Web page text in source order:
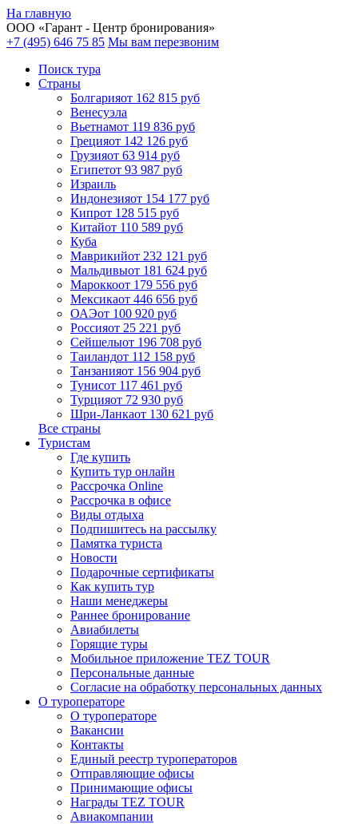
На главную
ООО «Гарант - Центр бронирования»
+7 (495) 646 75 85 Мы вам перезвоним
Поиск тура
Cтраны
Болгарияот 162 815 руб
Венесуэла
Вьетнамот 119 836 руб
Грецияот 142 126 руб
Грузияот 63 914 руб
Египетот 93 987 руб
Израиль
Индонезияот 154 177 руб
Кипрот 128 515 руб
Китайот 110 589 руб
Куба
Маврикийот 232 121 руб
Мальдивыот 181 624 руб
Мароккоот 179 556 руб
Мексикаот 446 656 руб
ОАЭот 100 920 руб
Россияот 25 221 руб
Сейшелыот 196 708 руб
Таиландот 112 158 руб
Танзанияот 156 904 руб
Тунисот 117 461 руб
Турцияот 72 930 руб
Шри-Ланкаот 130 621 руб
Все страны
Туристам
Где купить
Купить тур онлайн
Рассрочка Online
Рассрочка в офисе
Виды отдыха
Подпишитесь на рассылку
Памятка туриста
Новости
Подарочные сертификаты
Как купить тур
Наши менеджеры
Раннее бронирование
Авиабилеты
Горящие туры
Мобильное приложение TEZ TOUR
Персональные данные
Согласие на обработку персональных данных
О туроператоре
О туроператоре
Вакансии
Контакты
Единый реестр туроператоров
Отправляющие офисы
Принимающие офисы
Награды TEZ TOUR
Авиакомпании